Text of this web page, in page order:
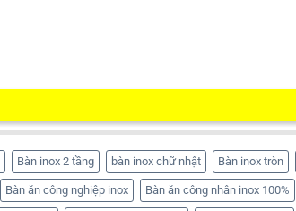
Bàn inox 2 tầng bàn inox chữ nhật Bàn inox tròn
Bàn ăn công nghiệp inox Bàn ăn công nhân inox 100%